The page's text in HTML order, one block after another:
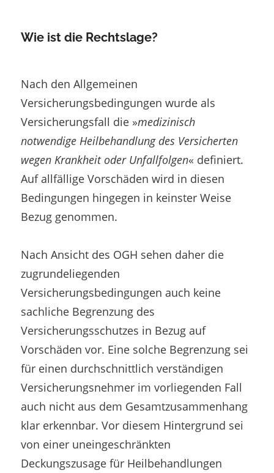
Wie ist die Rechtslage?
Nach den Allgemeinen
Versicherungsbedingungen wurde als
Versicherungsfall die »medizinisch
notwendige Heilbehandlung des Versicherten
wegen Krankheit oder Unfallfolgen« definiert.
Auf allfällige Vorschäden wird in diesen
Bedingungen hingegen in keinster Weise
Bezug genommen.
Nach Ansicht des OGH sehen daher die
zugrundeliegenden
Versicherungsbedingungen auch keine
sachliche Begrenzung des
Versicherungsschutzes in Bezug auf
Vorschäden vor. Eine solche Begrenzung sei
für einen durchschnittlich verständigen
Versicherungsnehmer im vorliegenden Fall
auch nicht aus dem Gesamtzusammenhang
klar erkennbar. Vor diesem Hintergrund sei
von einer uneingeschränkten
Deckungszusage für Heilbehandlungen